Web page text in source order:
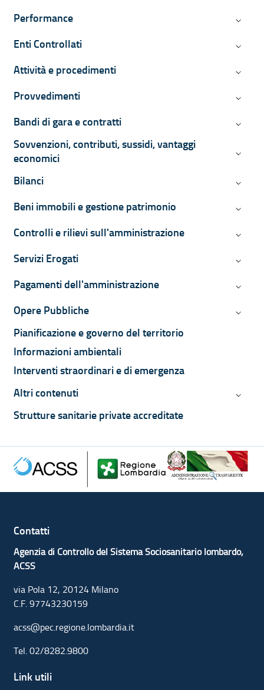
Performance
Enti Controllati Enti
Attività e procedimenti
Provvedimenti
Bandi di gara e contratti Bandi
Sovvenzioni, contributi, sussidi, vantaggi
economici
Bilanci Bilanci
Beni immobili e gestione patrimonio Beni
Controlli e rilievi sull'amministrazione
Servizi Erogati Servizi
Pagamenti dell'amministrazione
Opere Pubbliche Opere
Pianificazione e governo del territorio
Informazioni ambientali
Interventi straordinari e di emergenza
Altri contenuti
Altri
Strutture sanitarie private accreditate
Contatti
Agenzia di Controllo del Sistema Sociosanitario lombardo,
ACSS
via Pola 12, 20124 Milano
C.F. 97743230159
acss@pec.regione.lombardia.it
Tel.02/8282.9800
Link utili